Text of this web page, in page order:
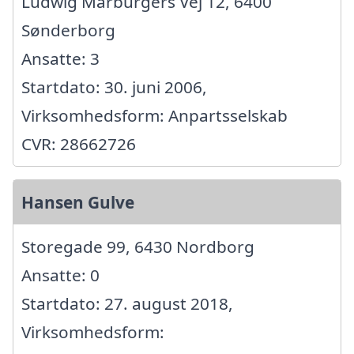
Sønderborg
Ansatte: 3
Startdato: 30. juni 2006,
Virksomhedsform: Anpartsselskab
CVR: 28662726
Hansen Gulve
Storegade 99, 6430 Nordborg
Ansatte: 0
Startdato: 27. august 2018,
Virksomhedsform: